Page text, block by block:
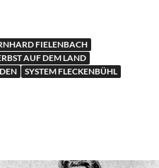
FIELENBACH
AUF DEM LAND
SYSTEM FLECKENBÜHL